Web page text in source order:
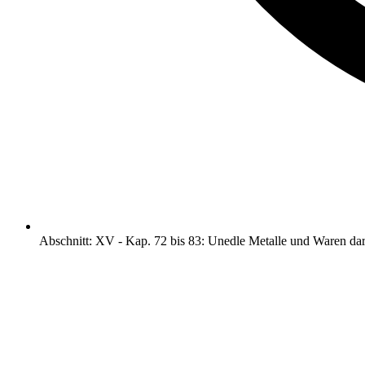
Abschnitt: XV - Kap. 72 bis 83: Unedle Metalle und Waren